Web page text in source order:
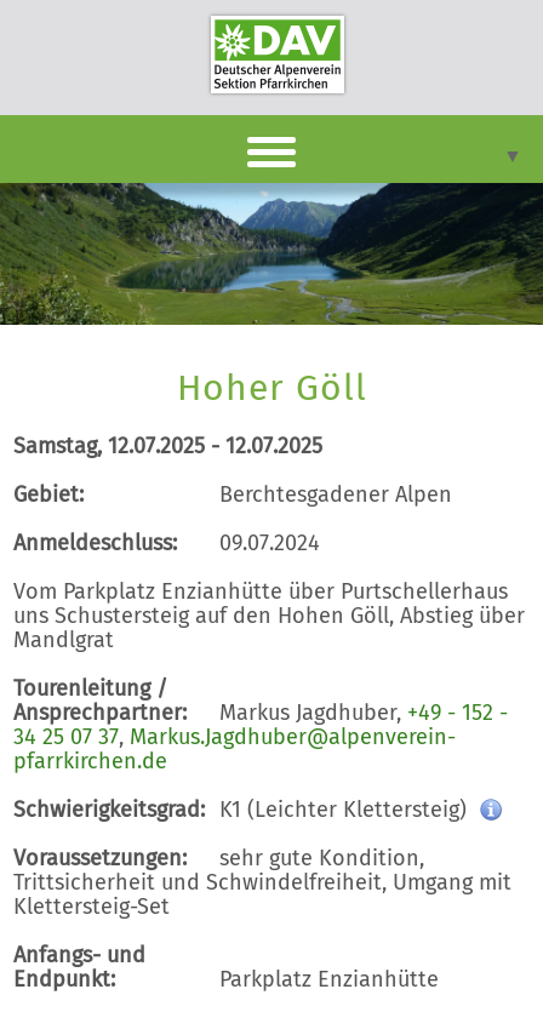
▼
DAVpan
Termine
Berichte
Infothek
Unsere Sektion
Kontakt
Hoher Göll
Samstag, 12.07.2025 - 12.07.2025
Gebiet:
Berchtesgadener Alpen
Anmeldeschluss:
09.07.2024
Vom Parkplatz Enzianhütte über Purtschellerhaus
uns Schustersteig auf den Hohen Göll, Abstieg über
Mandlgrat
Tourenleitung /
Ansprechpartner:
Markus Jagdhuber, +49 - 152 -
34 25 07 37, Markus.Jagdhuber@alpenverein-
pfarrkirchen.de
Schwierigkeitsgrad: K1 (Leichter Klettersteig)
Voraussetzungen:
sehr gute Kondition,
Trittsicherheit und Schwindelfreiheit, Umgang mit
Klettersteig-Set
Anfangs- und
Endpunkt:
Parkplatz Enzianhütte